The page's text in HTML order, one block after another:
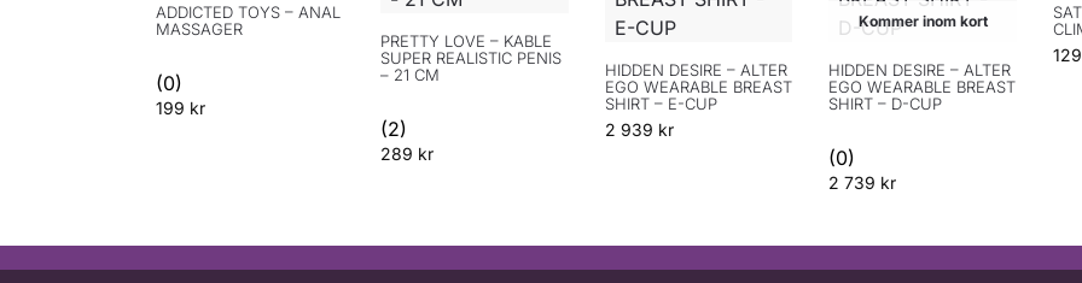
ADDICTED TOYS – ANAL
MASSAGER
(0)
199 kr
PRETTY LOVE – KABLE
SUPER REALISTIC PENIS
– 21 CM
(2)
289 kr
HIDDEN DESIRE – ALTER
EGO WEARABLE BREAST
SHIRT – E-CUP
2 939 kr
Kommer inom kort
HIDDEN DESIRE – ALTER
EGO WEARABLE BREAST
SHIRT – D-CUP
(0)
2 739 kr
129